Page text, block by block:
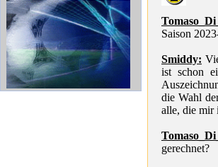
Saison
Smiddy:
ist schon
die Wahl
alle, die mir
gerechnet?